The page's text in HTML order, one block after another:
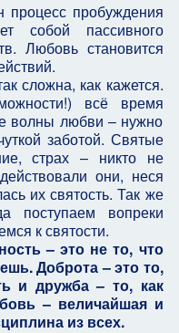
процесс пробуждения
собой пассивного
Любовь становится
сложна, как кажется.
всё время
волны любви – нужно
заботой. Святые
страх – никто не
они, неся
их святость. Так же
вопреки
к святости.
– это не то, что
Доброта – это то,
и дружба – то, как
– величайшая и
из всех.